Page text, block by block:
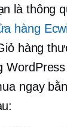
là thông
hàng
hàng
ngay